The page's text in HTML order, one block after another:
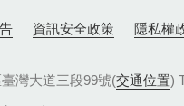
資訊安全政策 隱私權
灣大道三段99號(交通位置)